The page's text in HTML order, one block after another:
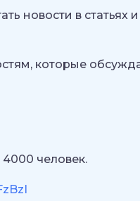
новости в статьях
которые
человек.